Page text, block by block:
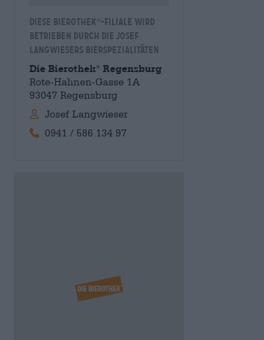
Diese Bierothek ® -Filiale wird
betrieben durch die Josef
Langwiesers Bierspezialitäten
Die Bierothek ®
Regensburg
Rote-Hahnen-Gasse 1A
93047 Regensburg
Josef Langwieser
0941 / 586 134 97